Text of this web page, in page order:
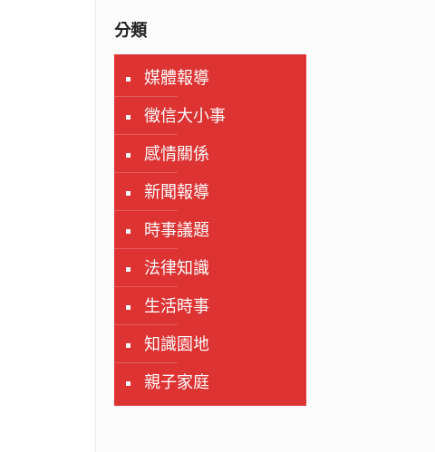
分類
媒體報導
徵信大小事
感情關係
新聞報導
時事議題
法律知識
生活時事
知識園地
親子家庭